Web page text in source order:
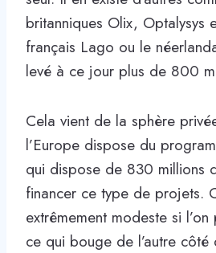
britanniques Olix, Optalysys
français Lago ou le
levé à ce jour plus de 800
Cela vient de la sphère
l’Europe dispose du
qui dispose de 830 millions
financer ce type de projets.
extrêmement modeste si
ce qui bouge de l’autre côté